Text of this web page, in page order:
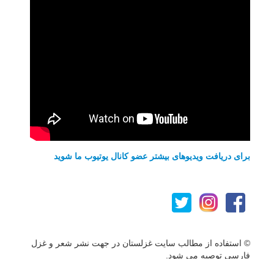
برای دریافت ویدیوهای بیشتر عضو کانال یوتیوب ما شوید
© استفاده از مطالب سایت غزلستان در جهت نشر شعر و غزل
فارسی توصیه می شود.